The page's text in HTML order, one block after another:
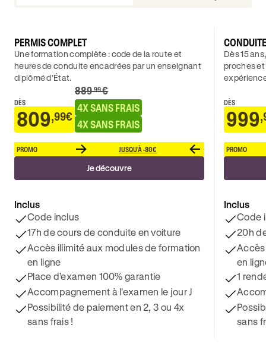
PERMIS COMPLET
Une formation complète : code de la route et
heures de conduite encadrées par un enseignant
diplômé d’État.
DÈS
809,99€
889.99€
4X SANS FRAIS
4X SANS FRAIS
PROMO JUSQU'À -80€
Je découvre
Inclus
Code inclus
17h de cours de conduite en voiture
Accès illimité aux modules de formation
en ligne
Place d’examen 100% garantie
Accompagnement à l'examen le jour J
Possibilité de paiement en 2, 3 ou 4x
sans frais !
Dès 15
proches
DÈS
999
PROMO
Inclus
Code
20h
en
1
sans